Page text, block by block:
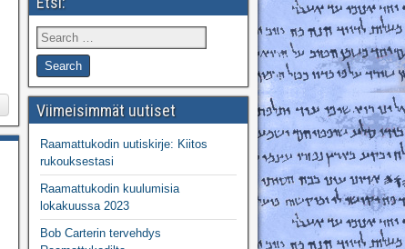
Viimeisimmät uutiset
Raamattukodin uutiskirje: Kiitos
rukouksestasi
Raamattukodin kuulumisia
lokakuussa 2023
Bob Carterin tervehdys